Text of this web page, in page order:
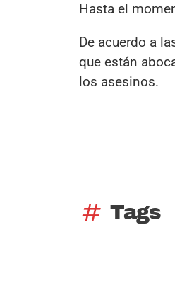
Hasta el
De acuerdo a
que están
los asesinos.
tag Tags